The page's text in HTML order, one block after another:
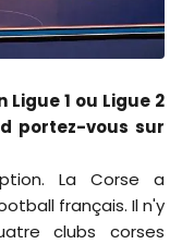
1 ou Ligue 2
portez-vous sur
La Corse a
français. Il n'y
clubs corses